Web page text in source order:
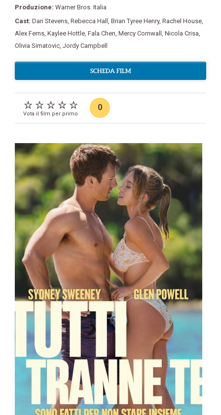
Produzione: Warner Bros. Italia
Cast: Dan Stevens Rebecca Hall Brian Tyree Henry, Rachel House
Alex Ferns Kaylee Hottle Fala Chen Mercy Cornwall Nicola Crisa
Olivia Simatovic Jordy Campbell
SCHEDA FILM
Vota il film per primo
0